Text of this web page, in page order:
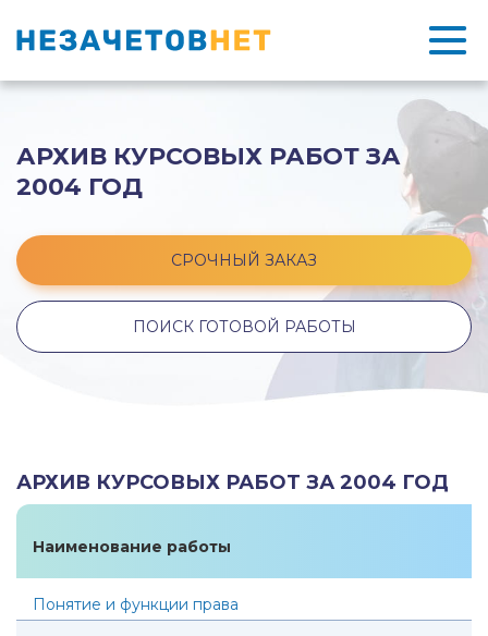
АРХИВ КУРСОВЫХ РАБОТ ЗА
2004 ГОД
СРОЧНЫЙ ЗАКАЗ
ПОИСК ГОТОВОЙ РАБОТЫ
АРХИВ КУРСОВЫХ РАБОТ ЗА 2004 ГОД
Наименование работы
Понятие и функции права